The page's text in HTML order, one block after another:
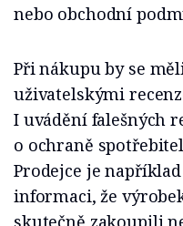
nebo obchodní
Při nákupu by se
uživatelskými
I uvádění falešných
o ochraně
Prodejce je
informaci, že
skutečně zakoupili